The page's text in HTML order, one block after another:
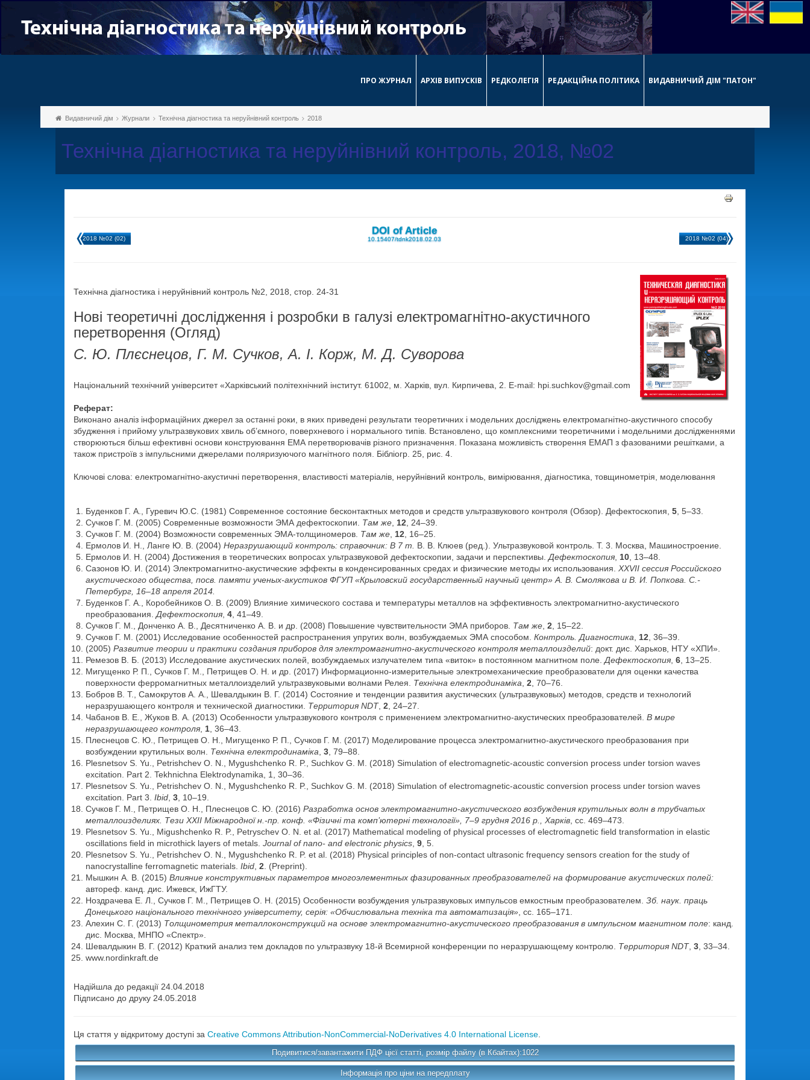
ПРО ЖУРНАЛ АРХІВ ВИПУСКІВ РЕДКОЛЕГІЯ РЕДАКЦІЙНА ПОЛІТИКА ВИДАВНИЧИЙ ДІМ "ПАТОН"
Видавничий дім Журнали Технічна діагностика та неруйнівний контроль 2018
Технічна діагностика та неруйнівний контроль, 2018, №02
2018 №02 (02)
DOI of Article
10.15407/tdnk2018.02.03 2018 №02 (04)
Технічна діагностика і неруйнівний контроль №2, 2018, стор. 24-31
Нові теоретичні дослідження і розробки в галузі електромагнітно-акустичного
перетворення (Огляд)
С. Ю. Плєснецов, Г. М. Сучков, А. І. Корж, М. Д. Суворова
Національний технічний університет «Харківський політехнічний інститут. 61002, м. Харків, вул. Кирпичева, 2. E-mail: hpi.suchkov@gmail.com
Реферат:
Виконано аналіз інформаційних джерел за останні роки, в яких приведені результати теоретичних і модельних досліджень електромагнітно-акустичного способу
збудження і прийому ультразвукових хвиль об’ємного, поверхневого і нормального типів. Встановлено, що комплексними теоретичними і модельними дослідженнями
створюються більш ефективні основи конструювання ЕМА перетворювачів різного призначення. Показана можливість створення ЕМАП з фазованими решітками, а
також пристроїв з імпульсними джерелами поляризуючого магнітного поля. Бібліогр. 25, рис. 4.
Ключові слова: електромагнітно-акустичні перетворення, властивості матеріалів, неруйнівний контроль, вимірювання, діагностика, товщинометрія, моделювання
Буденков Г. А., Гуревич Ю.С. (1981) Современное состояние бесконтактных методов и средств ультразвукового контроля (Обзор). Дефектоскопия, 5 , 5–33.
Сучков Г. М. (2005) Современные возможности ЭМА дефектоскопии. Там же 12 , 24–39.
Сучков Г. М. (2004) Возможности современных ЭМА-толщиномеров. Там же 12 , 16–25.
Ермолов И. Н., Ланге Ю. В. (2004) Неразрушающий контроль: справочник: В 7 т. В. В. Клюев (ред.). Ультразвуковой контроль. Т. 3. Москва, Машиностроение.
Ермолов И. Н. (2004) Достижения в теоретических вопросах ультразвуковой дефектоскопии, задачи и перспективы. Дефектоскопия 10 , 13–48.
Сазонов Ю. И. (2014) Электромагнитно-акустические эффекты в конденсированных средах и физические методы их использования. XXVII сессия Российского
акустического общества, посв. памяти ученых-акустиков ФГУП «Крыловский государственный научный центр» А. В. Смолякова и В. И. Попкова. С.-
Петербург, 16–18 апреля 2014.
Буденков Г. А., Коробейников О. В. (2009) Влияние химического состава и температуры металлов на эффективность электромагнитно-акустического
преобразования. Дефектоскопия 4 , 41–49.
Сучков Г. М., Донченко А. В., Десятниченко А. В. и др. (2008) Повышение чувствительности ЭМА приборов. Там же 2 , 15–22.
Сучков Г. М. (2001) Исследование особенностей распространения упругих волн, возбуждаемых ЭМА способом. Контроль. Диагностика 12 , 36–39.
(2005) Развитие теории и практики создания приборов для электромагнитно-акустического контроля металлоизделий: докт. дис. Харьков, НТУ «ХПИ».
Ремезов В. Б. (2013) Исследование акустических полей, возбуждаемых излучателем типа «виток» в постоянном магнитном поле. Дефектоскопия 6 , 13–25.
Мигущенко Р. П., Сучков Г. М., Петрищев О. Н. и др. (2017) Информационно-измерительные электромеханические преобразователи для оценки качества
поверхности ферромагнитных металлоизделий ультразвуковыми волнами Релея. Технічна електродинаміка 2 , 70–76.
Бобров В. Т., Самокрутов А. А., Шевалдыкин В. Г. (2014) Состояние и тенденции развития акустических (ультразвуковых) методов, средств и технологий
неразрушающего контроля и технической диагностики. Территория NDT, 2 , 24–27.
Чабанов В. Е., Жуков В. А. (2013) Особенности ультразвукового контроля с применением электромагнитно-акустических преобразователей. В мире
неразрушающего контроля 1 , 36–43.
Плеснецов С. Ю., Петрищев О. Н., Мигущенко Р. П., Сучков Г. М. (2017) Моделирование процесса электромагнитно-акустического преобразования при
возбуждении крутильных волн. Технічна електродинаміка 3 , 79–88.
Plesnetsov S. Yu., Petrishchev O. N., Mygushchenko R. P., Suchkov G. M. (2018) Simulation of electromagnetic-acoustic conversion process under torsion waves
excitation. Part 2. Tekhnichna Elektrodynamika, 1, 30–36.
Plesnetsov S. Yu., Petrishchev O. N., Mygushchenko R. P., Suchkov G. M. (2018) Simulation of electromagnetic-acoustic conversion process under torsion waves
excitation. Part 3. Ibid 3 , 10–19.
Сучков Г. М., Петрищев О. Н., Плеснецов С. Ю. (2016) Разработка основ электромагнитно-акустического возбуждения крутильных волн в трубчатых
металлоизделиях. Тези ХХІІ Міжнародної н.-пр. конф. «Фізичні та комп’ютерні технології», 7–9 грудня 2016 р., Харків , сс. 469–473.
Plesnetsov S. Yu., Migushchenko R. P., Petryschev O. N. et al. (2017) Mathematical modeling of physical processes of electromagnetic field transformation in elastic
oscillations field in microthick layers of metals. Journal of nano- and electronic physics 9 , 5.
Plesnetsov S. Yu., Petrishchev O. N., Mygushchenko R. P. et al. (2018) Physical principles of non-contact ultrasonic frequency sensors creation for the study of
nanocrystalline ferromagnetic materials. Ibid 2 . (Preprint).
Мышкин А. В. (2015) Влияние конструктивных параметров многоэлементных фазированных преобразователей на формирование акустических полей:
автореф. канд. дис. Ижевск, ИжГТУ.
Ноздрачева Е. Л., Сучков Г. М., Петрищев О. Н. (2015) Особенности возбуждения ультразвуковых импульсов емкостным преобразователем. Зб. наук. праць
Донецького національного технічного університету, серія: «Обчислювальна техніка та автоматизація» , сс. 165–171.
Алехин С. Г. (2013) Толщинометрия металлоконструкций на основе электромагнитно-акустического преобразования в импульсном магнитном поле: канд.
дис. Москва, МНПО «Спектр».
Шевалдыкин В. Г. (2012) Краткий анализ тем докладов по ультразвуку 18-й Всемирной конференции по неразрушающему контролю. Территория NDT, 3 , 33–34.
www.nordinkraft.de
Надійшла до редакції 24.04.2018
Підписано до друку 24.05.2018
Ця стаття у відкритому доступі за Creative Commons Attribution-NonCommercial-NoDerivatives 4.0 International License
Подивитися/завантажити ПДФ цієї статті, розмір файлу (в Кбайтах):1022
Інформація про ціни на передплату